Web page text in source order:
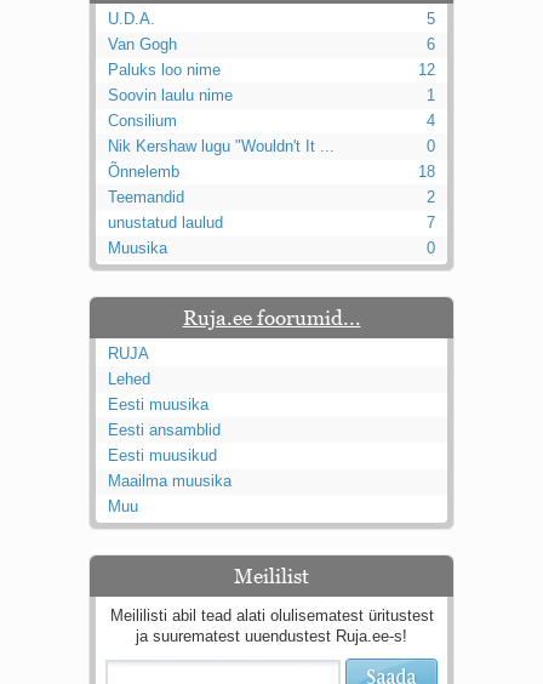
U.D.A.
5
Van Gogh
6
Paluks loo nime
12
Soovin laulu nime
1
Consilium
4
Nik Kershaw lugu "Wouldn't It ...
0
Õnnelemb
18
Teemandid
2
unustatud laulud
7
Muusika
0
Ruja.ee foorumid...
RUJA
Lehed
Eesti muusika
Eesti ansamblid
Eesti muusikud
Maailma muusika
Muu
Meililist
Meililisti abil tead alati olulisematest üritustest
ja suurematest uuendustest Ruja.ee-s!